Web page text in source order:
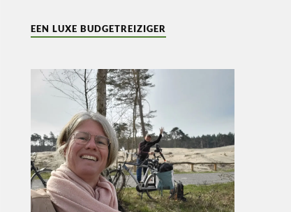
EEN LUXE BUDGETREIZIGER